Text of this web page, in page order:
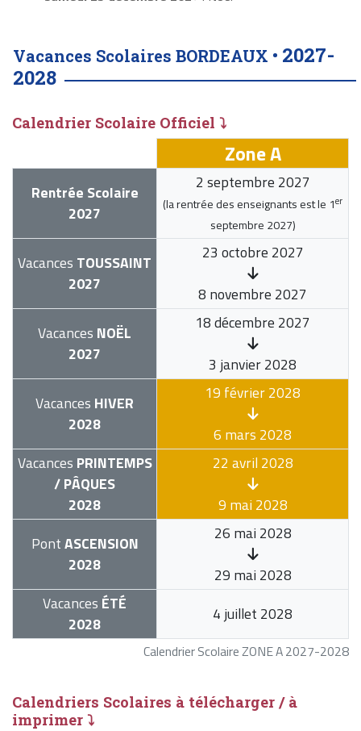
Vacances Scolaires BORDEAUX • 2027-
2028
Calendrier Scolaire Officiel ⤵
Calendrier Scolaire ZONE A 2027-2028
Zone A
Rentrée Scolaire
2027
2 septembre 2027
(la rentrée des enseignants est le 1er
septembre 2027)
Vacances TOUSSAINT
2027
23 octobre 2027
8 novembre 2027
Vacances NOËL
2027
18 décembre 2027
3 janvier 2028
Vacances HIVER
2028
19 février 2028
6 mars 2028
Vacances PRINTEMPS
/ PÂQUES
2028
22 avril 2028
9 mai 2028
PontASCENSION
2028
26 mai 2028
29 mai 2028
Vacances ÉTÉ
2028
4 juillet 2028
Calendriers Scolaires à télécharger / à
imprimer ⤵